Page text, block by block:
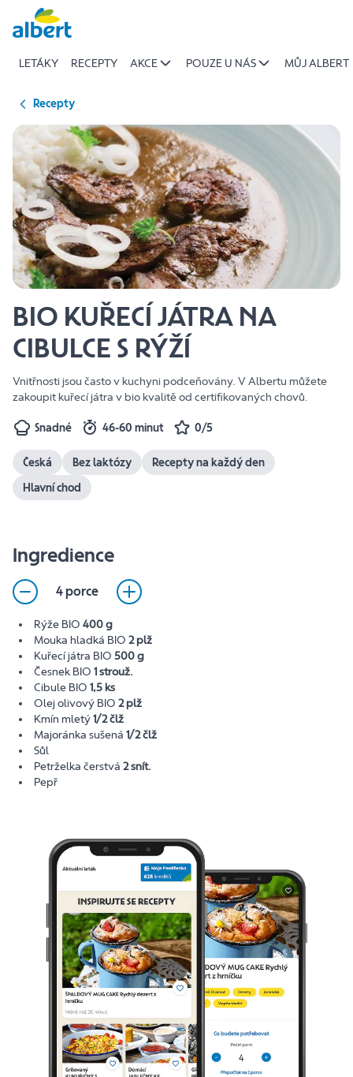
Přeskočit
LETÁKY RECEPTY AKCE POUZE U NÁS MŮJ ALBERT
Recepty
BIO KUŘECÍ JÁTRA NA
CIBULCE S RÝŽÍ
Vnitřnosti jsou často v kuchyni podceňovány. V Albertu můžete
zakoupit kuřecí játra v bio kvalitě od certifikovaných chovů.
Snadné 46-60 minut 0/5
Česká Bez laktózy
Recepty na každý den
Hlavní chod
Ingredience
4 porce
Rýže BIO 400 g
Mouka hladká BIO 2 plž
Kuřecí játra BIO 500 g
Česnek BIO 1 strouž.
Cibule BIO 1,5 ks
Olej olivový BIO 2 plž
Kmín mletý1/2 člž
Majoránka sušená 1/2 člž
Sůl
Petrželka čerstvá 2 snít.
Pepř